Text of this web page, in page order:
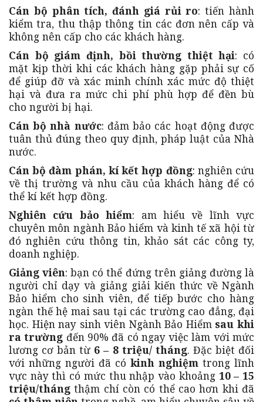
Cán bộ phân tích, đánh giá rủi ro: tiến hành
kiểm tra, thu thập thông tin các đơn nên cấp và
không nên cấp cho các khách hàng.
Cán bộ giám định, bồi thường thiệt hại: có
mặt kịp thời khi các khách hàng gặp phải sự cố
để giúp đỡ và xác minh chính xác mức độ thiệt
hại và đưa ra mức chi phí phù hợp để đền bù
cho người bị hại.
Cán bộ nhà nước: đảm bảo các hoạt động được
tuân thủ đúng theo quy định, pháp luật của Nhà
nước.
Cán bộ đàm phán, kí kết hợp đồng: nghiên cứu
về thị trường và nhu cầu của khách hàng để có
thể kí kết hợp đồng.
Nghiên cứu bảo hiểm: am hiểu về lĩnh vực
chuyên môn ngành Bảo hiểm và kinh tế xã hội từ
đó nghiên cứu thông tin, khảo sát các công ty,
doanh nghiệp.
Giảng viên: bạn có thể đứng trên giảng đường là
người chỉ dạy và giảng giải kiến thức về Ngành
Bảo hiểm cho sinh viên, để tiếp bước cho hàng
ngàn thế hệ mai sau tại các trường cao đẳng, đại
học. Hiện nay sinh viên Ngành Bảo Hiểm sau khi
ra trường đến 90% đã có ngay việc làm với mức
lương cơ bản từ 6 – 8 triệu/ tháng. Đặc biệt đối
với những người đã có kinh nghiệm trong lĩnh
vực này thì có mức thu nhập vào khoảng 10 – 15
triệu/thángthậm chí còn có thể cao hơn khi đã